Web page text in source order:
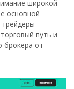
широкой
основной
путь и
брокера от